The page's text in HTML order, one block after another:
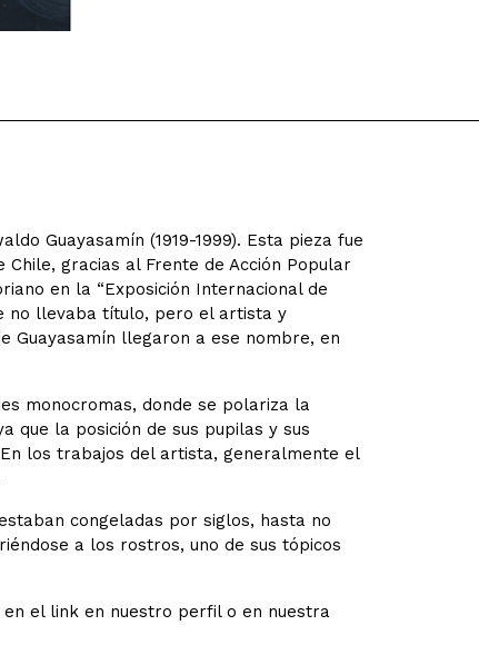
Guayasamín (1919-1999). Esta pieza fue
gracias al Frente de Acción Popular
en la “Exposición Internacional de
no llevaba título, pero el artista y
Guayasamín llegaron a ese nombre, en
monocromas, donde se polariza la
que la posición de sus pupilas y sus
los trabajos del artista, generalmente el
congeladas por siglos, hasta no
a los rostros, uno de sus tópicos
el link en nuestro perfil o en nuestra